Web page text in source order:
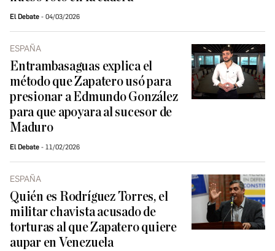
El Debate 04/03/2026
ESPAÑA
Entrambasaguas explica el
método que Zapatero usó para
presionar a Edmundo González
para que apoyara al sucesor de
Maduro
El Debate 11/02/2026
ESPAÑA
Quién es Rodríguez Torres, el
militar chavista acusado de
torturas al que Zapatero quiere
aupar en Venezuela